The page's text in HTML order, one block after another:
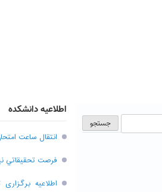
اطلاعیه دانشکده
انتقال ساعت
فرصت تحقيقاتي نیمسال